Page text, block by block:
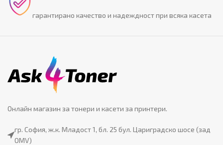
гарантирано качество и надеждност при всяка касета
Онлайн магазин за тонери и касети за принтери.
гр. София, ж.к. Младост 1, бл. 25 бул. Цариградско шосе (зад
OMV)